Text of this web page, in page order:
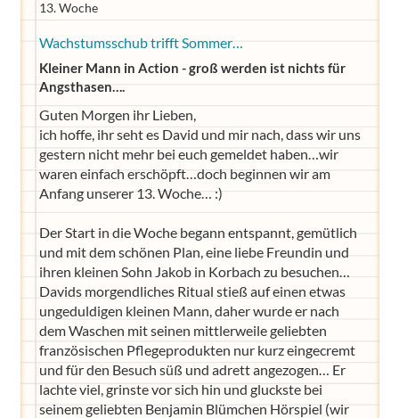
13. Woche
Wachstumsschub trifft Sommer…
Kleiner Mann in Action - groß werden ist nichts für
Angsthasen….
Guten Morgen ihr Lieben,
ich hoffe, ihr seht es David und mir nach, dass wir uns
gestern nicht mehr bei euch gemeldet haben…wir
waren einfach erschöpft…doch beginnen wir am
Anfang unserer 13. Woche… :)
Der Start in die Woche begann entspannt, gemütlich
und mit dem schönen Plan, eine liebe Freundin und
ihren kleinen Sohn Jakob in Korbach zu besuchen…
Davids morgendliches Ritual stieß auf einen etwas
ungeduldigen kleinen Mann, daher wurde er nach
dem Waschen mit seinen mittlerweile geliebten
französischen Pflegeprodukten nur kurz eingecremt
und für den Besuch süß und adrett angezogen… Er
lachte viel, grinste vor sich hin und gluckste bei
seinem geliebten Benjamin Blümchen Hörspiel (wir